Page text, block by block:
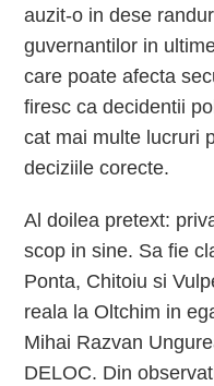
auzit-o in dese
guvernantilor in
care poate afecta
firesc ca decidentii
cat mai multe lucruri
deciziile corecte.
Al doilea pretext:
scop in sine. Sa fie
Ponta, Chitoiu si
reala la Oltchim in
Mihai Razvan
DELOC. Din